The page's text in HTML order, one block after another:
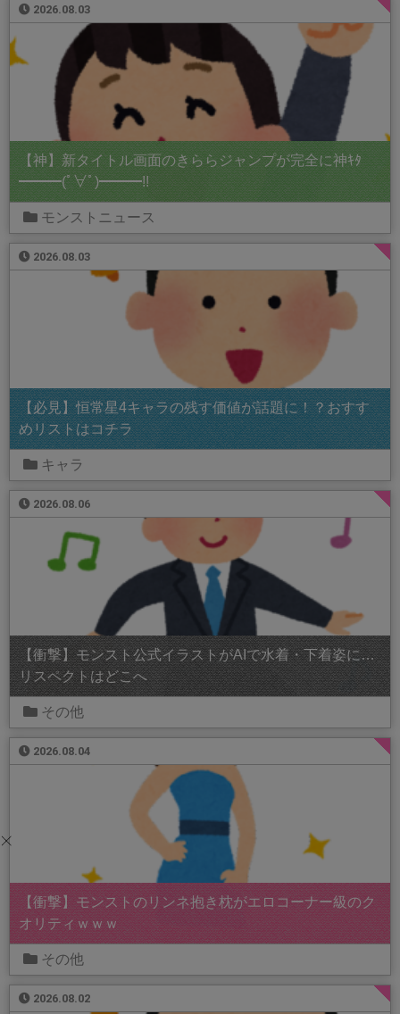
2026.08.03
【神】新タイトル画面のきららジャンプが完全に神ｷﾀ
━━━(ﾟ∀ﾟ)━━━!!
モンストニュース
2026.08.03
【必見】恒常星4キャラの残す価値が話題に！？おすす
めリストはコチラ
キャラ
2026.08.06
【衝撃】モンスト公式イラストがAIで水着・下着姿に…
リスペクトはどこへ
その他
2026.08.04
【衝撃】モンストのリンネ抱き枕がエロコーナー級のク
オリティｗｗｗ
その他
2026.08.02